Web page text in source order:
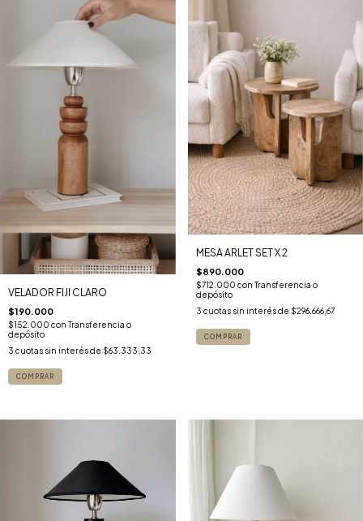
VELADOR FIJI CLARO
$190.000
$152.000 con Transferencia o
depósito
3 cuotas sin interés de $63.333,33
MESA ARLET SET X 2
$890.000
$712.000 con Transferencia o
depósito
3 cuotas sin interés de $296.666,67